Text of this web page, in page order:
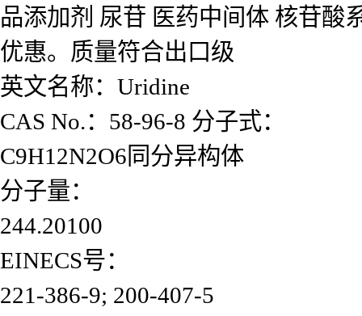
品添加剂 尿苷 医药中间体 核苷酸
优惠。质量符合出口级
英文名称：Uridine
CAS No.：58-96-8 分子式：
C9H12N2O6同分异构体
分子量：
244.20100
EINECS号：
221-386-9; 200-407-5